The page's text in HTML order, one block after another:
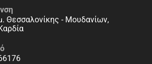
Θεσσαλονίκης - Μουδανίων,